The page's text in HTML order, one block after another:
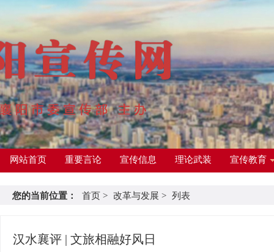
网站首页 重要言论 宣传信息 理论武装 宣传教育
您的当前位置： 首页 > 改革与发展 > 列表
汉水襄评 | 文旅相融好风日